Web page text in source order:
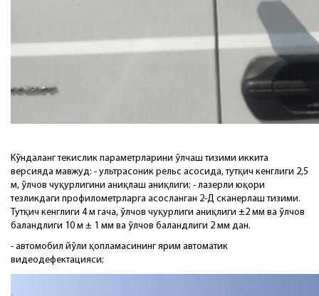
Кўндаланг текислик параметрларини ўлчаш тизими иккита
версияда мавжуд: - ультрасоник рельс асосида, тутқич кенглиги 2,5
м, ўлчов чуқурлигини аниқлаш аниқлиги; - лазерли юқори
тезликдаги профилометрларга асосланган 2-Д сканерлаш тизими.
Тутқич кенглиги 4 м гача, ўлчов чуқурлиги аниқлиги ±2 мм ва ўлчов
баландлиги 10 м ± 1 мм ва ўлчов баландлиги 2 мм дан.
- автомобил йўли қопламасининг ярим автоматик
видеодефектацияси;